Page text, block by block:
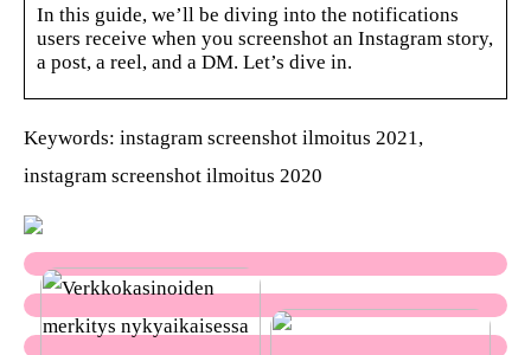
In this guide, we’ll be diving into the notifications
users receive when you screenshot an Instagram story,
a post, a reel, and a DM. Let’s dive in.
Keywords: instagram screenshot ilmoitus 2021,
instagram screenshot ilmoitus 2020